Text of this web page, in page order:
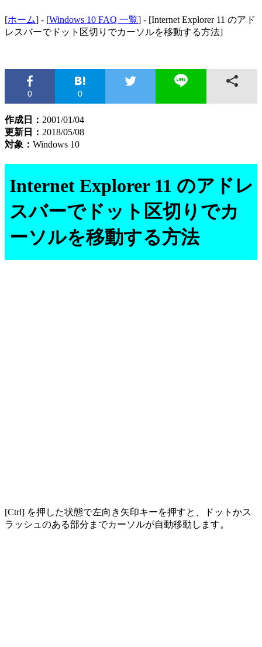
[ホーム] - [Windows 10 FAQ 一覧] - [Internet Explorer 11 のアド
レスバーでドット区切りでカーソルを移動する方法]
0 0
作成日： 2001/01/04
更新日： 2018/05/08
対象： Windows 10
Internet Explorer 11 のアドレ
スバーでドット区切りでカ
ーソルを移動する方法
[Ctrl] を押した状態で左向き矢印キーを押すと、ドットかス
ラッシュのある部分までカーソルが自動移動します。